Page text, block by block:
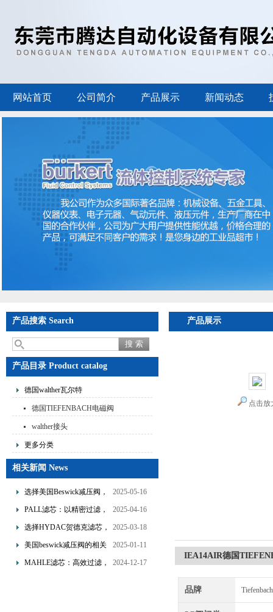
网站首页 公司简介 产品展示 新闻动态
产品搜索 Search
产品目录 Product catalog
德国walther瓦尔特
德国TIEFENBACH电磁阀
walther接头
更多分类
相关新闻 News
选择美国Beswick减压阀，
提升流体系统效率
2025-05-16
PALL滤芯：以精密过滤，
为工业流体筑起“隐形安全
2025-04-16
选择HYDAC贺德克滤芯，
享受精准过滤与稳定性能
2025-03-18
美国beswick减压阀的相关
知识
2025-01-11
MAHLE滤芯：高效过滤，
2024-12-17
产品展示
点击放
IEA14AIR德国
品牌